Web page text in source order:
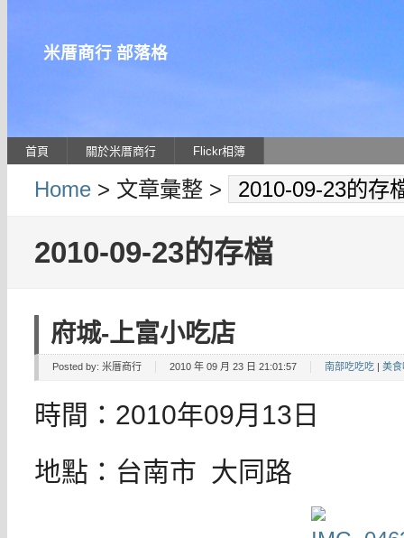
米厝商行 部落格
首頁 關於米厝商行 Flickr相簿
Home > 文章彙整 > 2010-09-23的存
2010-09-23的存檔
府城-上富小吃店
Posted by: 米厝商行 2010 年 09 月 23 日 21:01:57 南部吃吃吃 美食
時間：2010年09月13日
地點：台南市 大同路